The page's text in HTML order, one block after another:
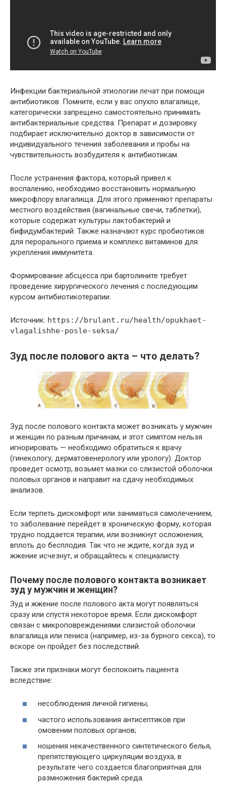
Инфекции бактериальной этиологии лечат при помощи
антибиотиков. Помните, если у вас опухло влагалище,
категорически запрещено самостоятельно принимать
антибактериальные средства. Препарат и дозировку
подбирает исключительно доктор в зависимости от
индивидуального течения заболевания и пробы на
чувствительность возбудителя к антибиотикам.
После устранения фактора, который привел к
воспалению, необходимо восстановить нормальную
микрофлору влагалища. Для этого применяют препараты
местного воздействия (вагинальные свечи, таблетки),
которые содержат культуры лактобактерий и
бифидумбактерий. Также назначают курс пробиотиков
для перорального приема и комплекс витаминов для
укрепления иммунитета.
Формирование абсцесса при бартолините требует
проведение хирургического лечения с последующим
курсом антибиотикотерапии.
Источник: https://brulant.ru/health/opukhaet-
vlagalishhe-posle-seksa/
Зуд после полового акта – что делать?
Зуд после полового контакта может возникать у мужчин
и женщин по разным причинам, и этот симптом нельзя
игнорировать — необходимо обратиться к врачу
(гинекологу, дерматовенерологу или урологу). Доктор
проведет осмотр, возьмет мазки со слизистой оболочки
половых органов и направит на сдачу необходимых
анализов.
Если терпеть дискомфорт или заниматься самолечением,
то заболевание перейдет в хроническую форму, которая
трудно поддается терапии, или возникнут осложнения,
вплоть до бесплодия. Так что не ждите, когда зуд и
жжение исчезнут, и обращайтесь к специалисту.
Почему после полового контакта возникает
зуд у мужчин и женщин?
Зуд и жжение после полового акта могут появляться
сразу или спустя некоторое время. Если дискомфорт
связан с микроповреждениями слизистой оболочки
влагалища или пениса (например, из-за бурного секса), то
вскоре он пройдет без последствий.
Также эти признаки могут беспокоить пациента
вследствие:
несоблюдения личной гигиены;
частого использования антисептиков при
омовении половых органов;
ношения некачественного синтетического белья,
препятствующего циркуляции воздуха, в
результате чего создается благоприятная для
размножения бактерий среда.